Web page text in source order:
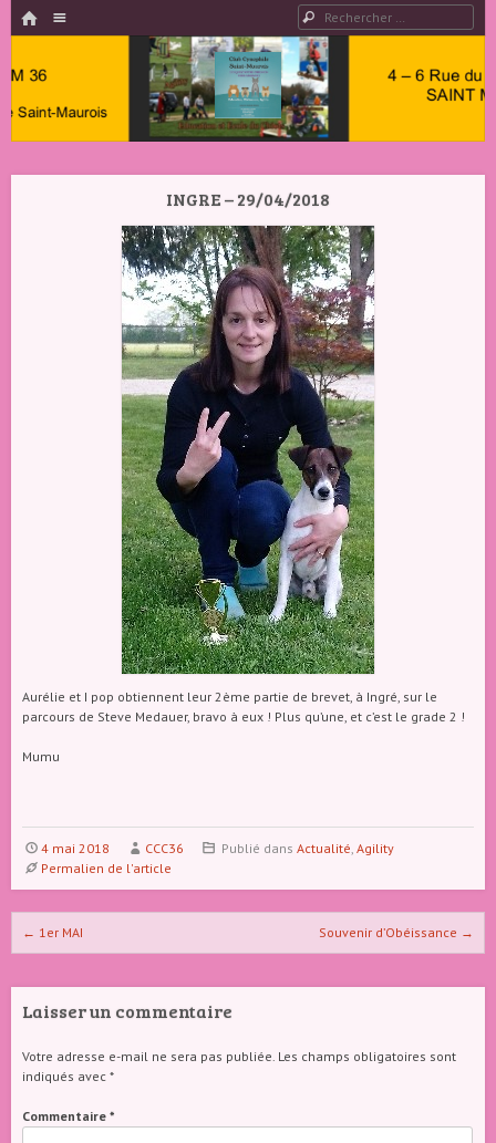
HOME Rechercher
Club
Cynophile
Maurois –
INGRE – 29/04/2018
Aurélie et I pop obtiennent leur 2ème partie de brevet, à Ingré, sur le
parcours de Steve Medauer, bravo à eux ! Plus qu’une, et c’est le grade 2 !
Mumu
4 mai 2018 CCC36 Publié dansActualité,Agility
Permalien de l'article
Naviguer dans les articles
← 1er MAI Souvenir d’Obéissance →
Laisser un commentaire
Votre adresse e-mail ne sera pas publiée. Les champs obligatoires sont
indiqués avec *
Commentaire *